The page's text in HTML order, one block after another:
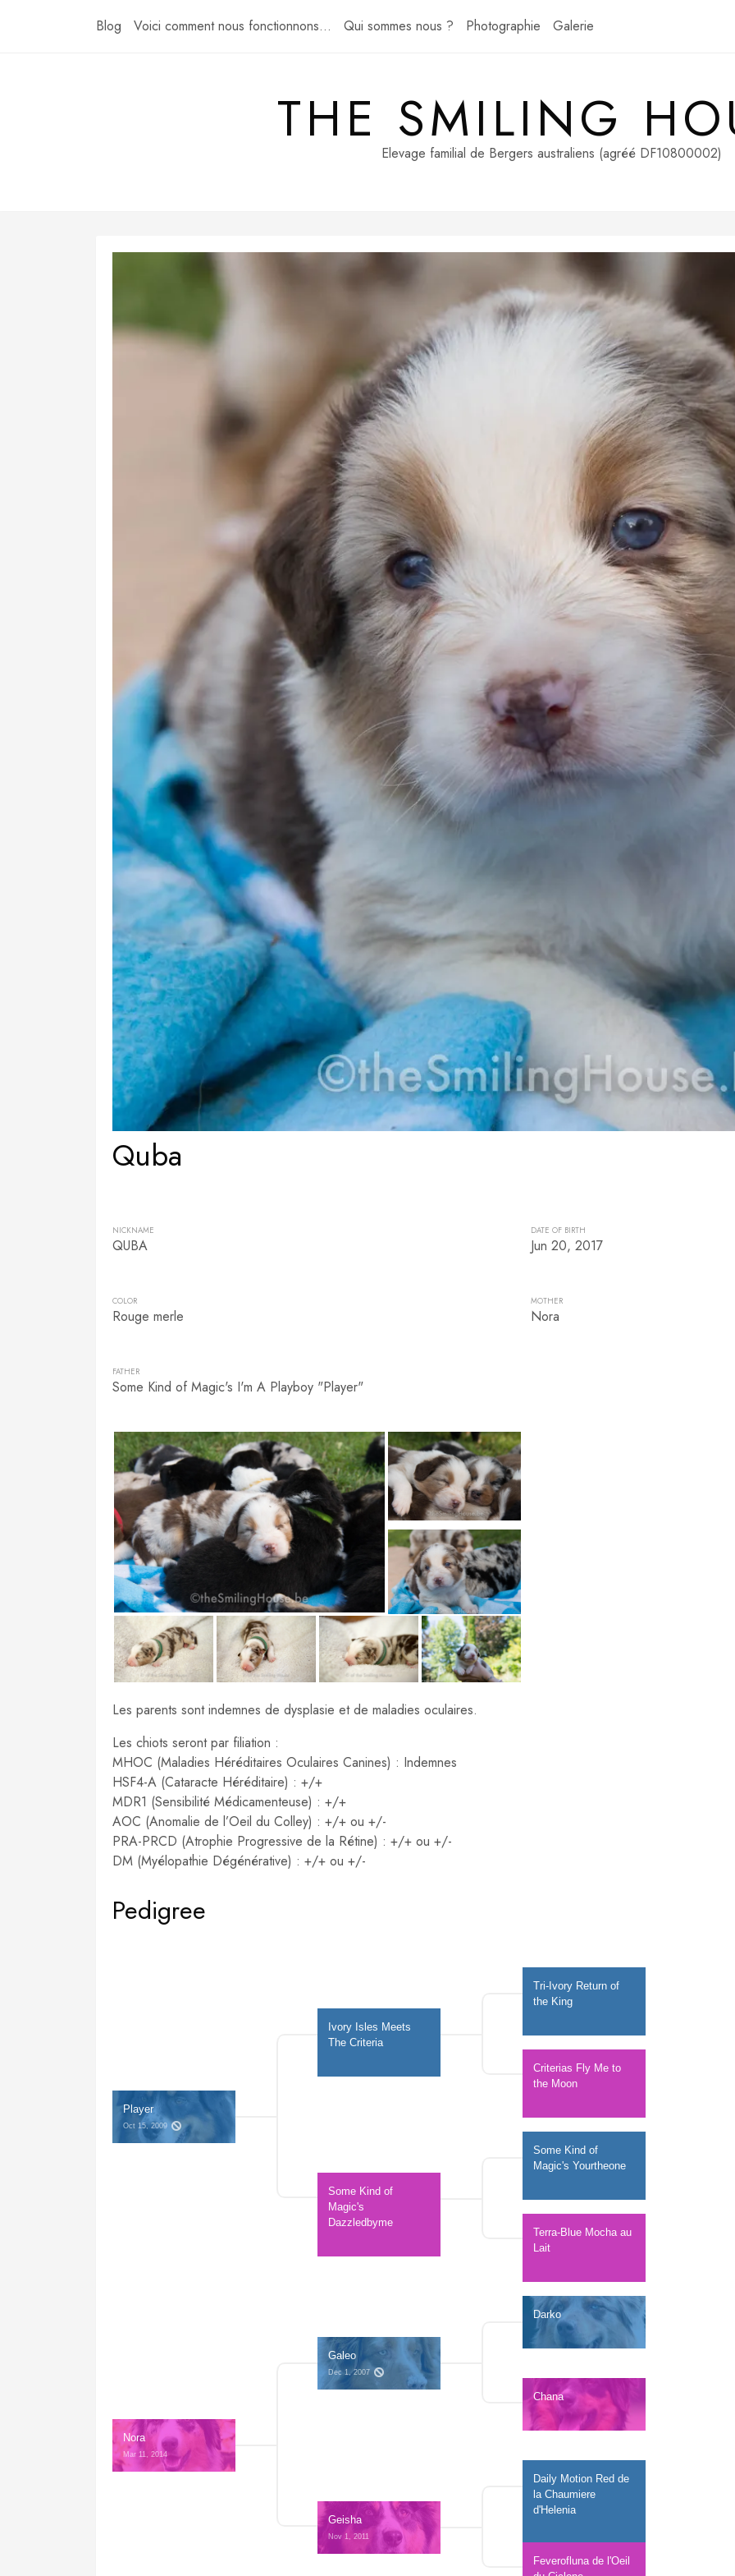
Blog Voici comment nous fonctionnons… Qui sommes nous ? Photographie Galerie
THE SMILING
Elevage familial de Bergers australiens (agréé DF10800002)
Quba
NICKNAME
QUBA
DATE OF BIRTH
Jun 20, 2017
COLOR
Rouge merle
MOTHER
Nora
FATHER
Some Kind of Magic's I'm A Playboy "Player"
Les parents sont indemnes de dysplasie et de maladies oculaires.
Les chiots seront par filiation :
MHOC (Maladies Héréditaires Oculaires Canines) : Indemnes
HSF4-A (Cataracte Héréditaire) : +/+
MDR1 (Sensibilité Médicamenteuse) : +/+
AOC (Anomalie de l’Oeil du Colley) : +/+ ou +/-
PRA-PRCD (Atrophie Progressive de la Rétine) : +/+ ou +/-
DM (Myélopathie Dégénérative) : +/+ ou +/-
Pedigree
Player
Oct 15, 2009
Ivory Isles Meets
The Criteria
Tri-Ivory Return of
the King
Criterias Fly Me to
the Moon
Some Kind of
Magic's
Dazzledbyme
Some Kind of
Magic's Yourtheone
Terra-Blue Mocha au
Lait
Nora
Mar 11, 2014
Galeo
Dec 1, 2007
Darko
Chana
Geisha
Nov 1, 2011
Daily Motion Red de
la Chaumiere
d'Helenia
Feverofluna de l'Oeil